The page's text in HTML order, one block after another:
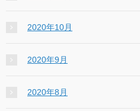
2020年10月
2020年9月
2020年8月